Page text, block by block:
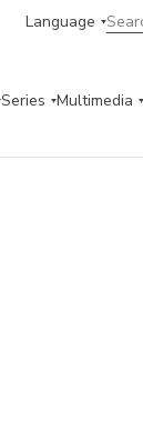
Language
Series Multimedia